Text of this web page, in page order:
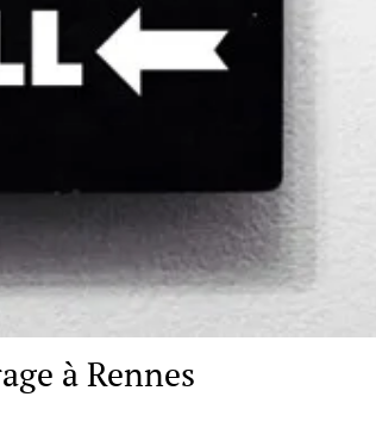
à Rennes